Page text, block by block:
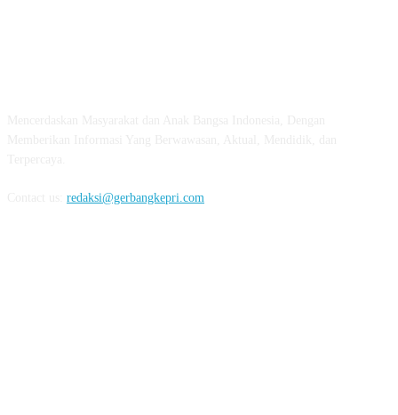
redaksi@gerbangkepri.com